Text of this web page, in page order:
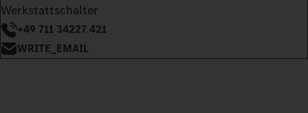
Werkstattschalter
+49 711 34227 421
WRITE_EMAIL